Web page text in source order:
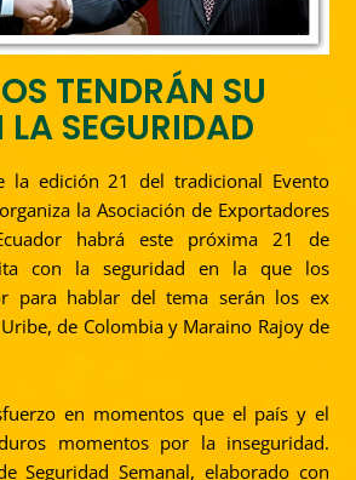
TENDRÁN SU
SEGURIDAD
la edición 21 del tradicional Evento
la Asociación de Exportadores
habrá este próxima 21 de
con la seguridad en la que los
para hablar del tema serán los ex
de Colombia y Maraino Rajoy de
en momentos que el país y el
momentos por la inseguridad.
Seguridad Semanal, elaborado con